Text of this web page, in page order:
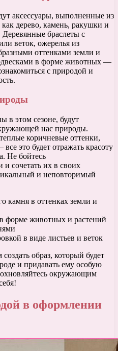
аксессуары, выполненные из
дерево, камень, ракушки и
браслеты с
веток, ожерелья из
оттенками земли и
в форме животных —
с природой и
в этом сезоне, будут
нас природы.
коричневые оттенки,
это будет отражать красоту
Не бойтесь
и сочетать их в своих
и неповторимый
камня в оттенках земли и
форме животных и растений
в виде листьев и веток
образ, который будет
и придавать ему особую
окружающим
в оформлении